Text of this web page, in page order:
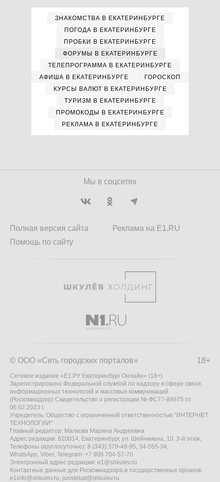
ЗНАКОМСТВА В ЕКАТЕРИНБУРГЕ
ПОГОДА В ЕКАТЕРИНБУРГЕ
ПРОБКИ В ЕКАТЕРИНБУРГЕ
ФОРУМЫ В ЕКАТЕРИНБУРГЕ
ТЕЛЕПРОГРАММА В ЕКАТЕРИНБУРГЕ
АФИША В ЕКАТЕРИНБУРГЕ
ГОРОСКОП
КУРСЫ ВАЛЮТ В ЕКАТЕРИНБУРГЕ
ТУРИЗМ В ЕКАТЕРИНБУРГЕ
ПРОМОКОДЫ В ЕКАТЕРИНБУРГЕ
РЕКЛАМА В ЕКАТЕРИНБУРГЕ
Мы в соцсетях
Полная версия сайта
Помощь по сайту
Реклама на E1.RU
18+
© ООО «Сеть городских порталов»
Сетевое издание «Е1.РУ Екатеринбург Онлайн» (18+)
Зарегистрировано Федеральной службой по надзору в сфере связи,
информационных технологий и массовых коммуникаций
(Роскомнадзор) Свидетельство о регистрации № ФС77-84675 от
06.02.2023 г.
Учредитель: Общество с ограниченной ответственностью "ИНТЕРНЕТ
ТЕХНОЛОГИИ"
Главный редактор: Малкова Марина Андреевна
Адрес редакции: 620014, Екатеринбург, ул. Шейнкмана, 10, 3-й этаж,
Телефоны (круглосуточно): 8 (343) 379-49-95, 34-555-34,
WhatsApp, Viber, Telegram: +7 909 704-57-70
Электронный адрес редакции: e1@shkulev.ru
Контактные данные для Роскомнадзора и государственных органов:
e1info@shkulev.ru, juristekat@shkulev.ru